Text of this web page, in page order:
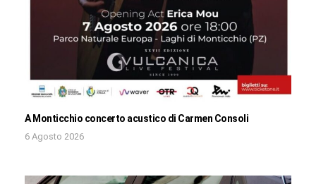
A Monticchio concerto acustico di Carmen Consoli
6 Agosto 2026